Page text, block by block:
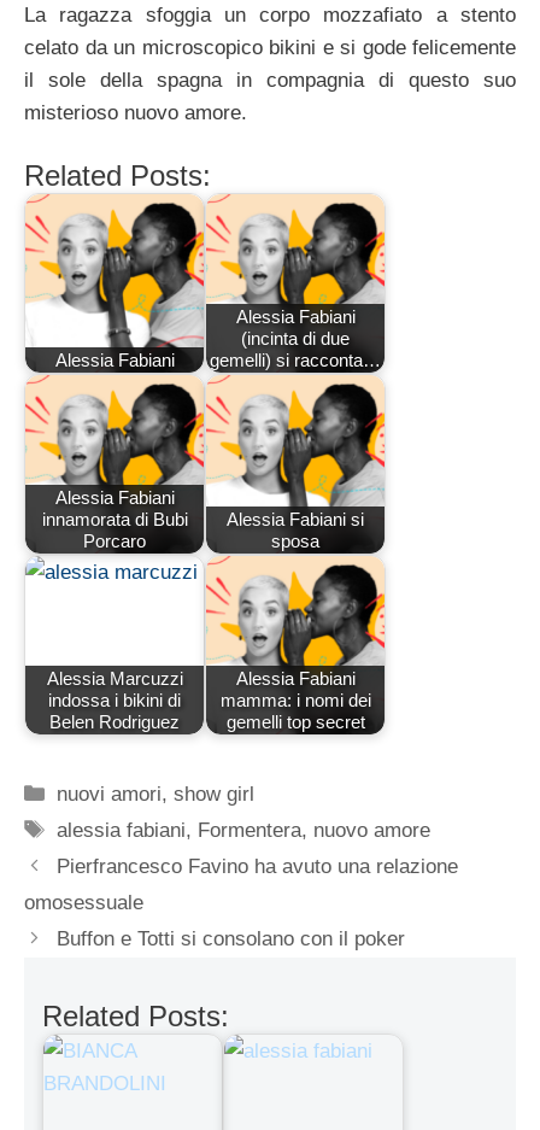
La ragazza sfoggia un corpo mozzafiato a stento
celato da un microscopico bikini e si gode felicemente
il sole della spagna in compagnia di questo suo
misterioso nuovo amore.
Related Posts:
Alessia Fabiani
Alessia Fabiani
(incinta di due
gemelli) si racconta…
Alessia Fabiani
innamorata di Bubi
Porcaro
Alessia Fabiani si
sposa
Alessia Marcuzzi
indossa i bikini di
Belen Rodriguez
Alessia Fabiani
mamma: i nomi dei
gemelli top secret
Categorie
nuovi amori,show girl
Tag
alessia fabiani, Formentera, nuovo amore
Pierfrancesco Favino ha avuto una relazione
omosessuale
Buffon e Totti si consolano con il poker
Related Posts: